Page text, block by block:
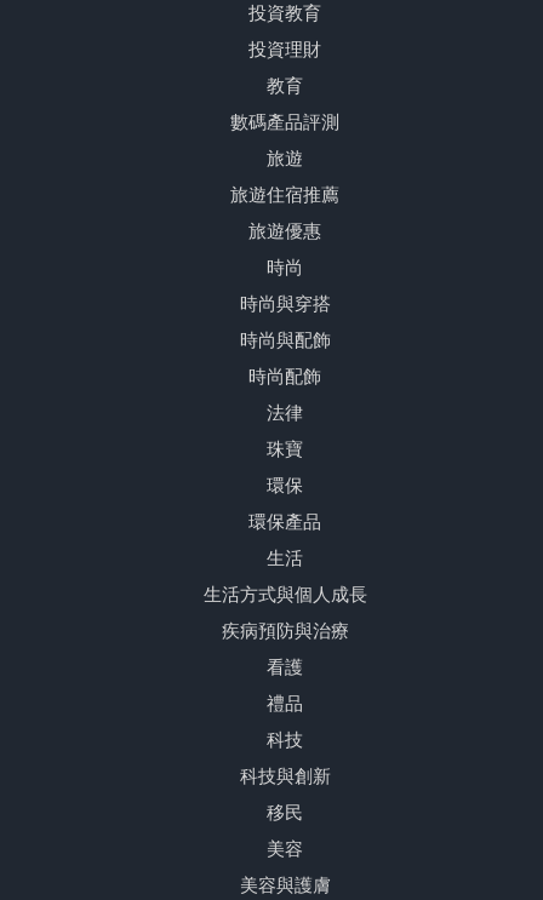
投資教育
投資理財
教育
數碼產品評測
旅遊
旅遊住宿推薦
旅遊優惠
時尚
時尚與穿搭
時尚與配飾
時尚配飾
法律
珠寶
環保
環保產品
生活
生活方式與個人成長
疾病預防與治療
看護
禮品
科技
科技與創新
移民
美容
美容與護膚